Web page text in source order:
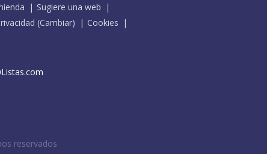
Sugiere una web
(Cambiar)
Cookies
reservados